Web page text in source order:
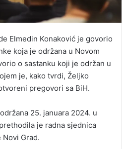
Elmedin Konaković je govorio
koja je održana u Novom
o sastanku koji je održan u
je, kako tvrdi, Željko
pregovori sa BiH.
25. januara 2024. u
je radna sjednica
Grad.